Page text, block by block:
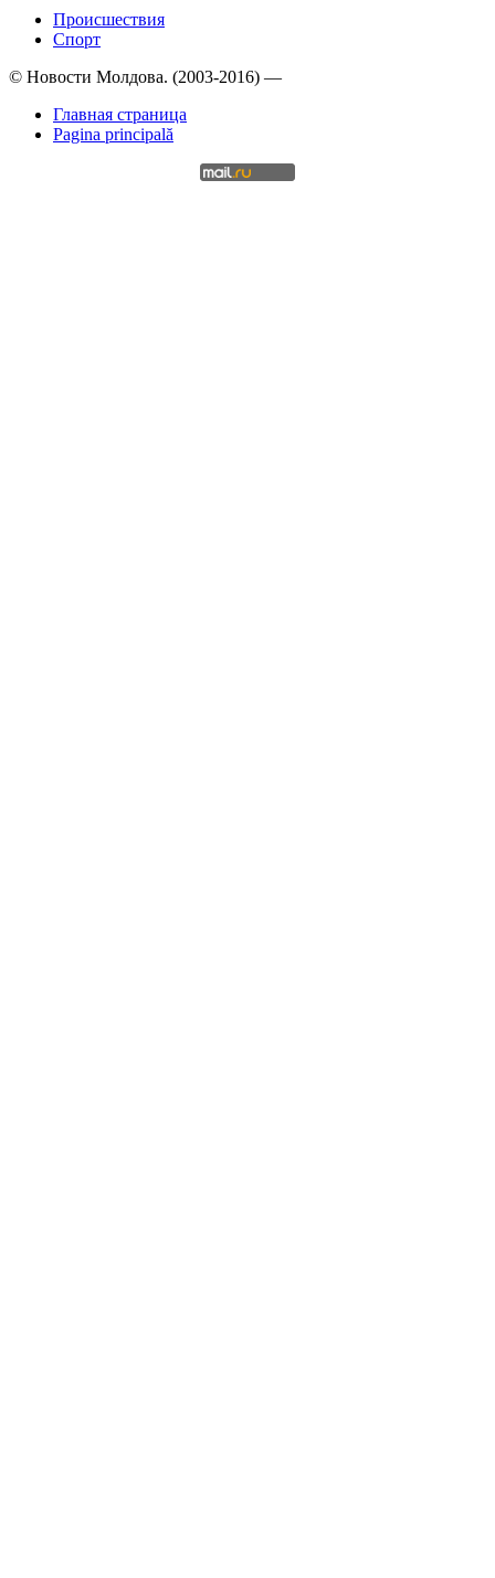
Происшествия
Спорт
© Новости Молдова. (2003-2016) —
Главная страница
Pagina principală